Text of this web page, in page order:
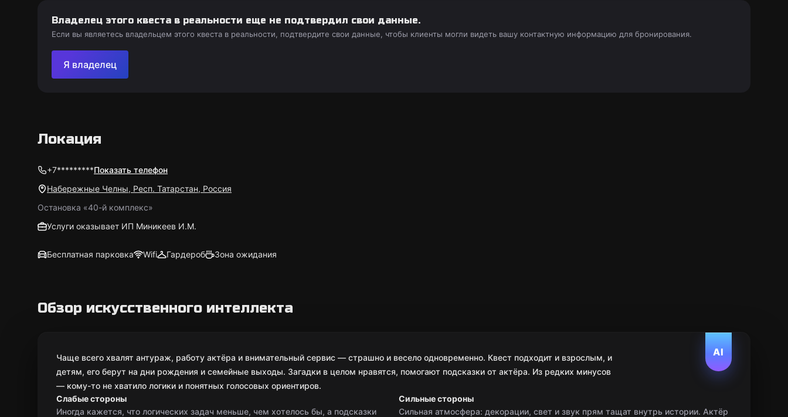
Владелец этого квеста в реальности еще не подтвердил свои данные.
Если вы являетесь владельцем этого квеста в реальности, подтвердите свои данные, чтобы клиенты могли видеть вашу контактную информацию для бронирования.
Я владелец
Локация
+7*********Показать телефон
Набережные Челны, Респ. Татарстан, Россия
Остановка «40-й комплекс»
Услуги оказывает ИП Миникеев И.М.
Бесплатная парковка Wifi Гардероб Зона ожидания
Обзор искусственного интеллекта
AI
Чаще всего хвалят антураж, работу актёра и внимательный сервис — страшно и весело одновременно. Квест подходит и взрослым, и
детям, его берут на дни рождения и семейные выходы. Загадки в целом нравятся, помогают подсказки от актёра. Из редких минусов
— кому-то не хватило логики и понятных голосовых ориентиров.
Слабые стороны
Иногда кажется, что логических задач меньше, чем хотелось бы, а подсказки
Сильные стороны
Сильная атмосфера: декорации, свет и звук прям тащат внутрь истории. Актёр